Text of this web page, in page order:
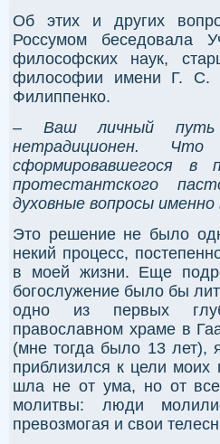
Об этих и других
Россумом беседовала
философских наук,
философии имени Г. С.
Филиппенко.
– Ваш личный путь
нетрадиционен.
сформировавшегося в
протестантского
духовные вопросы именно
Это решение не было
некий процесс,
в моей жизни. Еще
богослужение было бы
одно из первых
православном храме в
(мне тогда было 13 лет),
приблизился к цели моих
шла не от ума, но от
молитвы: люди
превозмогая и свои